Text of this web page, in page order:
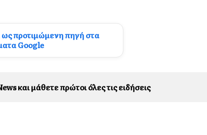
προτιμώμενη πηγή στα
Google
και μάθετε πρώτοι όλες τις ειδήσεις